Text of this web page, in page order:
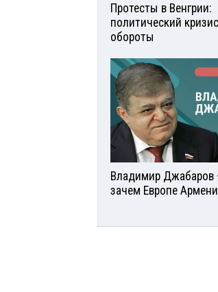
Протесты в Венгрии:
политический
обороты
Владимир Джабаров
зачем Европе